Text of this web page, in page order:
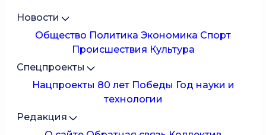
Новости
Общество Политика Экономика Спорт
Происшествия Культура
Спецпроекты
Нацпроекты 80 лет Победы Год науки и
технологии
Редакция